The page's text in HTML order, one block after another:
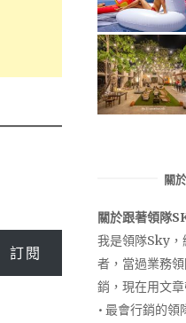
訂閱
關
關於跟著領隊
我是領隊Sky，
者，當過業務
銷，現在用文
• 最會行銷的領